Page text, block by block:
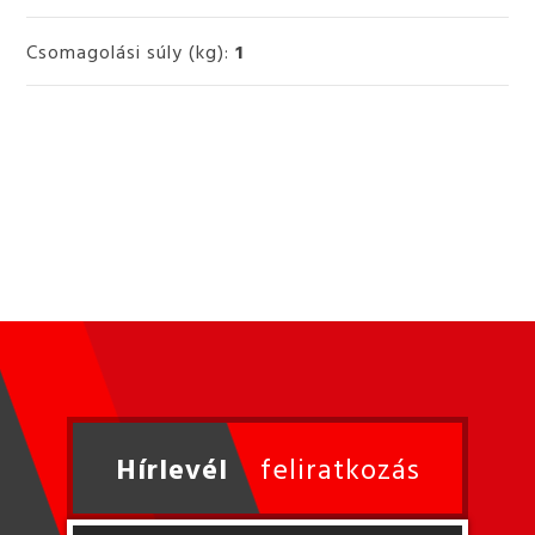
Csomagolási súly (kg):1
Hírlevél feliratkozás